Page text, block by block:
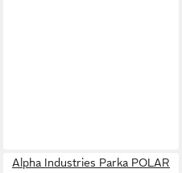
Alpha Industries Parka POLAR